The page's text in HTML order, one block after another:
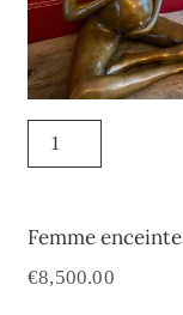
Femme enceinte
€8,500.00